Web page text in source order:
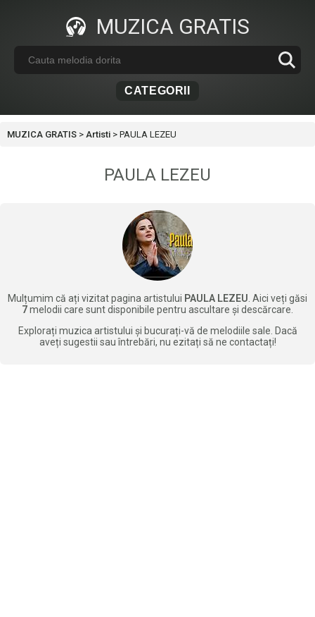
MUZICA GRATIS
CATEGORII
MUZICA GRATIS > Artisti > PAULA LEZEU
PAULA LEZEU
Mulțumim că ați vizitat pagina artistului PAULA LEZEU . Aici veți găsi
7melodii care sunt disponibile pentru ascultare și descărcare.
Explorați muzica artistului și bucurați-vă de melodiile sale. Dacă
aveți sugestii sau întrebări, nu ezitați să ne contactați!